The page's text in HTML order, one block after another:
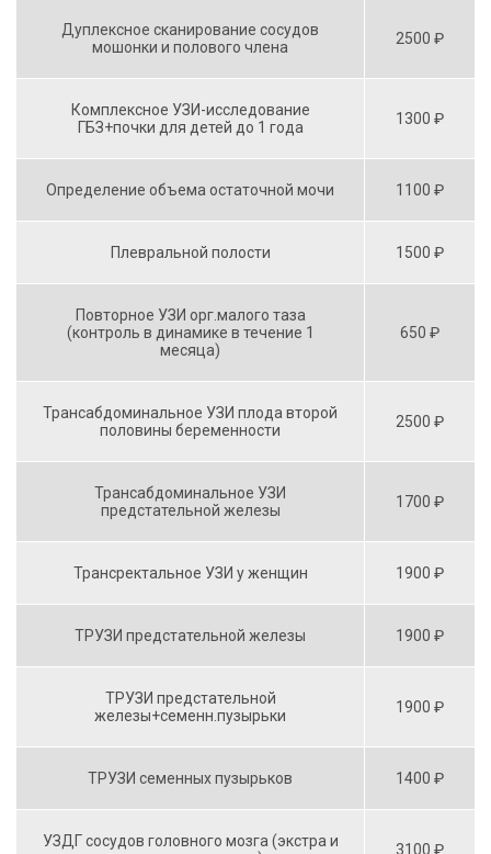
Дуплексное сканирование сосудов
мошонки и полового члена
2500 ₽
Комплексное УЗИ-исследование
ГБЗ+почки для детей до 1 года
1300 ₽
Определение объема остаточной мочи 1100 ₽
Плевральной полости 1500 ₽
Повторное УЗИ орг.малого таза
(контроль в динамике в течение 1
месяца)
650 ₽
Трансабдоминальное УЗИ плода второй
половины беременности
2500 ₽
Трансабдоминальное УЗИ
предстательной железы
1700 ₽
Трансректальное УЗИ у женщин 1900 ₽
ТРУЗИ предстательной железы 1900 ₽
ТРУЗИ предстательной
железы+семенн.пузырьки
1900 ₽
ТРУЗИ семенных пузырьков 1400 ₽
УЗДГ сосудов головного мозга (экстра и
3100 ₽